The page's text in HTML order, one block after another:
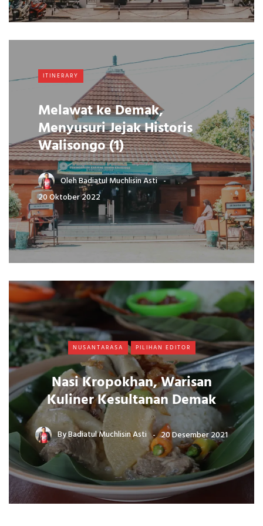
ITINERARY
Melawat ke Demak,
Menyusuri Jejak Historis
Walisongo (1)
OlehBadiatul Muchlisin Asti
20 Oktober 2022
NUSANTARASA PILIHAN EDITOR
Nasi Kropokhan, Warisan
Kuliner Kesultanan Demak
ByBadiatul Muchlisin Asti 20 Desember 2021